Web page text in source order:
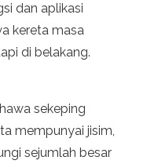
dan aplikasi
kereta masa
di belakang.
sekeping
mempunyai jisim,
sejumlah besar